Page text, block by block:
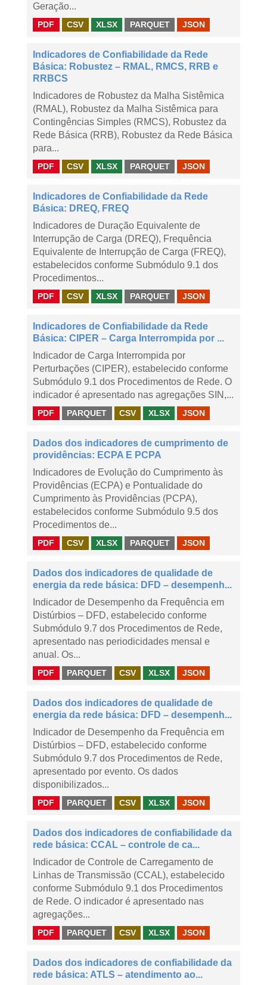
Geração...
PDF CSV XLSX PARQUET JSON
Indicadores de Confiabilidade da Rede
Básica: Robustez – RMAL, RMCS, RRB e
RRBCS
Indicadores de Robustez da Malha Sistêmica
(RMAL), Robustez da Malha Sistêmica para
Contingências Simples (RMCS), Robustez da
Rede Básica (RRB), Robustez da Rede Básica
para...
PDF CSV XLSX PARQUET JSON
Indicadores de Confiabilidade da Rede
Básica: DREQ, FREQ
Indicadores de Duração Equivalente de
Interrupção de Carga (DREQ), Frequência
Equivalente de Interrupção de Carga (FREQ),
estabelecidos conforme Submódulo 9.1 dos
Procedimentos...
PDF CSV XLSX PARQUET JSON
Indicadores de Confiabilidade da Rede
Básica: CIPER – Carga Interrompida por ...
Indicador de Carga Interrompida por
Perturbações (CIPER), estabelecido conforme
Submódulo 9.1 dos Procedimentos de Rede. O
indicador é apresentado nas agregações SIN,...
PDF PARQUET CSV XLSX JSON
Dados dos indicadores de cumprimento de
providências: ECPA E PCPA
Indicadores de Evolução do Cumprimento às
Providências (ECPA) e Pontualidade do
Cumprimento às Providências (PCPA),
estabelecidos conforme Submódulo 9.5 dos
Procedimentos de...
PDF CSV XLSX PARQUET JSON
Dados dos indicadores de qualidade de
energia da rede básica: DFD – desempenh...
Indicador de Desempenho da Frequência em
Distúrbios – DFD, estabelecido conforme
Submódulo 9.7 dos Procedimentos de Rede,
apresentado nas periodicidades mensal e
anual. Os...
PDF PARQUET CSV XLSX JSON
Dados dos indicadores de qualidade de
energia da rede básica: DFD – desempenh...
Indicador de Desempenho da Frequência em
Distúrbios – DFD, estabelecido conforme
Submódulo 9.7 dos Procedimentos de Rede,
apresentado por evento. Os dados
disponibilizados...
PDF PARQUET CSV XLSX JSON
Dados dos indicadores de confiabilidade da
rede básica: CCAL – controle de ca...
Indicador de Controle de Carregamento de
Linhas de Transmissão (CCAL), estabelecido
conforme Submódulo 9.1 dos Procedimentos
de Rede. O indicador é apresentado nas
agregações...
PDF PARQUET CSV XLSX JSON
Dados dos indicadores de confiabilidade da
rede básica: ATLS – atendimento ao...